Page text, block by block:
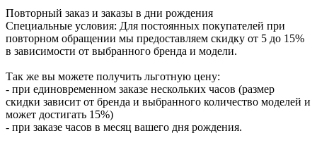
Повторный заказ и заказы в дни рождения
Специальные условия: Для постоянных покупателей при
повторном обращении мы предоставляем скидку от 5 до 15%
в зависимости от выбранного бренда и модели.
Так же вы можете получить льготную цену:
- при единовременном заказе нескольких часов (размер
скидки зависит от бренда и выбранного количество моделей и
может достигать 15%)
- при заказе часов в месяц вашего дня рождения.